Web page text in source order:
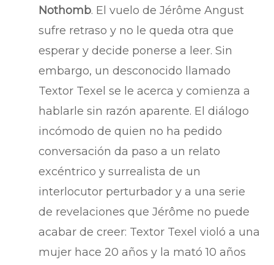
Nothomb. El vuelo de Jérôme Angust
sufre retraso y no le queda otra que
esperar y decide ponerse a leer. Sin
embargo, un desconocido llamado
Textor Texel se le acerca y comienza a
hablarle sin razón aparente. El diálogo
incómodo de quien no ha pedido
conversación da paso a un relato
excéntrico y surrealista de un
interlocutor perturbador y a una serie
de revelaciones que Jérôme no puede
acabar de creer: Textor Texel violó a una
mujer hace 20 años y la mató 10 años